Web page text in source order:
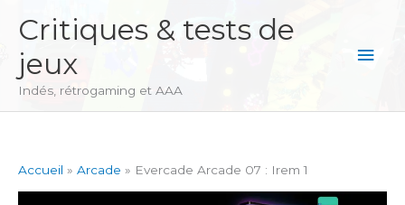
contenu
Critiques & tests de
jeux
Indés, rétrogaming et AAA
Accueil Arcade Evercade Arcade 07 : Irem 1